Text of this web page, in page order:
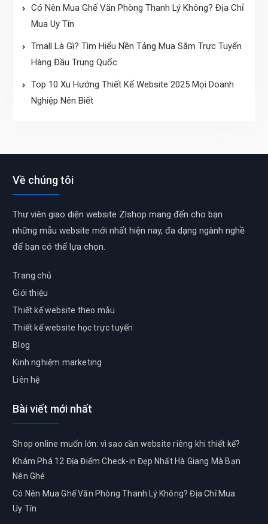
Có Nên Mua Ghế Văn Phòng Thanh Lý Không? Địa Chỉ
Mua Uy Tín
Tmall Là Gì? Tìm Hiểu Nền Tảng Mua Sắm Trực Tuyến
Hàng Đầu Trung Quốc
Top 10 Xu Hướng Thiết Kế Website 2025 Mọi Doanh
Nghiệp Nên Biết
Về chúng tôi
Thư viên giao diện website Zlshop mang đến cho bạn
những mẫu website mới nhất hiện nay, đa dạng ngành nghề
để bạn có thể lựa chọn.
Trang chủ
Giới thiệu
Thiết kế website theo mẫu
Thiết kế website học trực tuyến
Blog
Kinh nghiệm marketing
Liên hệ
Bài viết mới nhất
Shop online muốn lớn: vì sao cần website riêng khi thiết kế?
Khám Phá 12 Địa Điểm Check-in Đẹp Nhất Hà Giang Mà Bạn
Nên Ghé
Có Nên Mua Ghế Văn Phòng Thanh Lý Không? Địa Chỉ Mua
Uy Tín